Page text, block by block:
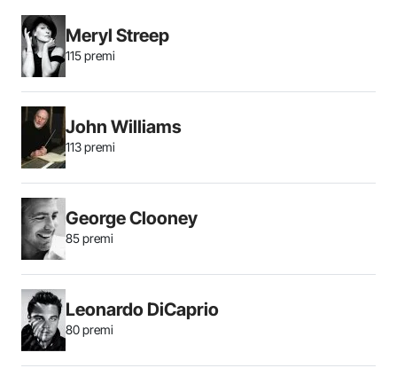
Meryl Streep
115 premi
John Williams
113 premi
George Clooney
85 premi
Leonardo DiCaprio
80 premi